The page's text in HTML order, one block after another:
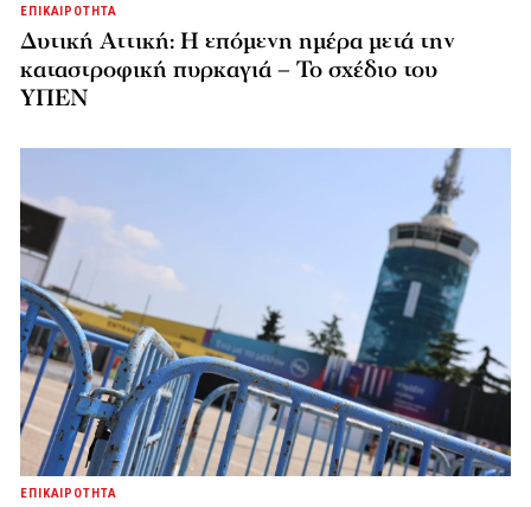
ΕΠΙΚΑΙΡΟΤΗΤΑ
Δυτική Αττική: Η επόμενη ημέρα μετά την
καταστροφική πυρκαγιά – Το σχέδιο του
ΥΠΕΝ
ΕΠΙΚΑΙΡΟΤΗΤΑ